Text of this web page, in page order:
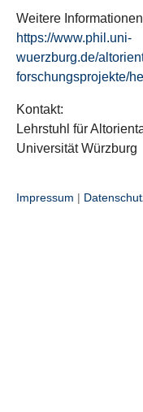
Weitere
https://www.phil.uni-
wuerzburg.de/
forschungsprojekte/
Kontakt:
Lehrstuhl für
Universität Würzburg
Impressum |